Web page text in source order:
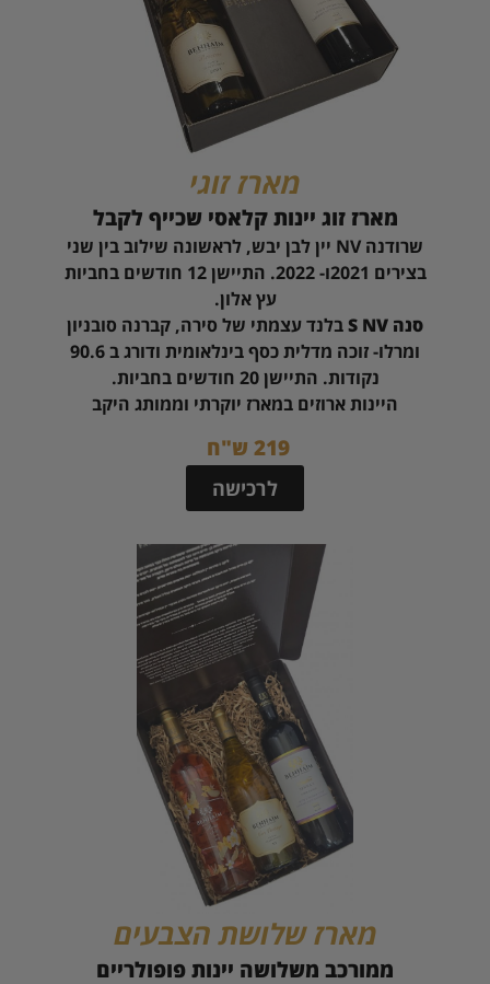
מארז זוגי
מארז זוג יינות קלאסי שכייף לקבל
שרודנה NV יין לבן יבש, לראשונה שילוב בין שני
בצירים 2021ו- 2022. התיישן 12 חודשים בחביות
עץ אלון.
סנה S NV
בלנד עצמתי של סירה, קברנה סובניון
ומרלו- זוכה מדלית כסף בינלאומית ודורג ב 90.6
נקודות. התיישן 20 חודשים בחביות.
היינות ארוזים במארז יוקרתי וממותג היקב
219 ש"ח
לרכישה
מארז שלושת הצבעים
ממורכב משלושה יינות פופולריים